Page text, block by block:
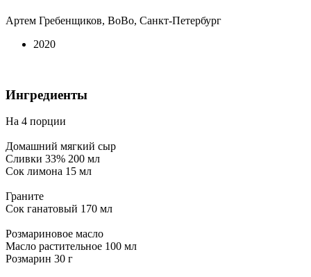
Артем Гребенщиков, BoBo, Санкт-Петербург
2020
Ингредиенты
На 4 порции
Домашний мягкий сыр
Сливки 33% 200 мл
Сок лимона 15 мл
Граните
Сок ганатовый 170 мл
Розмариновое масло
Масло растительное 100 мл
Розмарин 30 г